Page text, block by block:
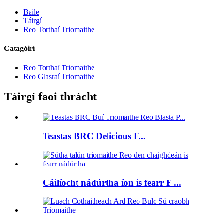
Baile
Táirgí
Reo Torthaí Triomaithe
Catagóirí
Reo Torthaí Triomaithe
Reo Glasraí Triomaithe
Táirgí faoi thrácht
Teastas BRC Delicious F...
Cáilíocht nádúrtha íon is fearr F ...